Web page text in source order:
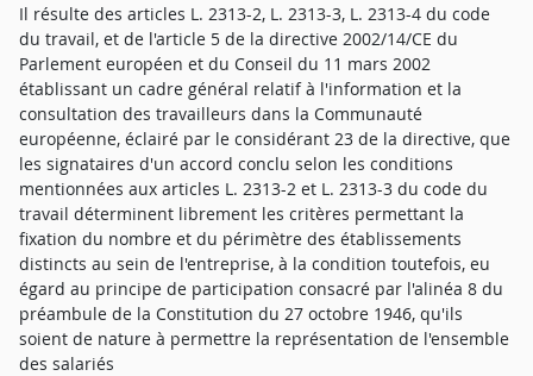
Il résulte des articles L. 2313-2, L. 2313-3, L. 2313-4 du code
du travail, et de l'article 5 de la directive 2002/14/CE du
Parlement européen et du Conseil du 11 mars 2002
établissant un cadre général relatif à l'information et la
consultation des travailleurs dans la Communauté
européenne, éclairé par le considérant 23 de la directive, que
les signataires d'un accord conclu selon les conditions
mentionnées aux articles L. 2313-2 et L. 2313-3 du code du
travail déterminent librement les critères permettant la
fixation du nombre et du périmètre des établissements
distincts au sein de l'entreprise, à la condition toutefois, eu
égard au principe de participation consacré par l'alinéa 8 du
préambule de la Constitution du 27 octobre 1946, qu'ils
soient de nature à permettre la représentation de l'ensemble
des salariés